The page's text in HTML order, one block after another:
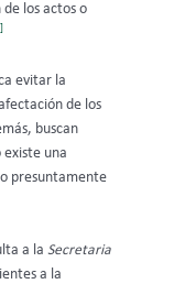
los actos o
evitar la
de los
buscan
una
presuntamente
a la Secretaria
a la